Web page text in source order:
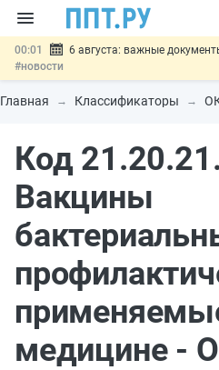
00:01
6 августа: важные
#новости
05.08 Обновили сообщения НПФ о
сбережений#новости
05.08
Систему страхования вкладов
кошельки #новости
#новости
Главная Классификаторы
Код
Вакцины
медицине -